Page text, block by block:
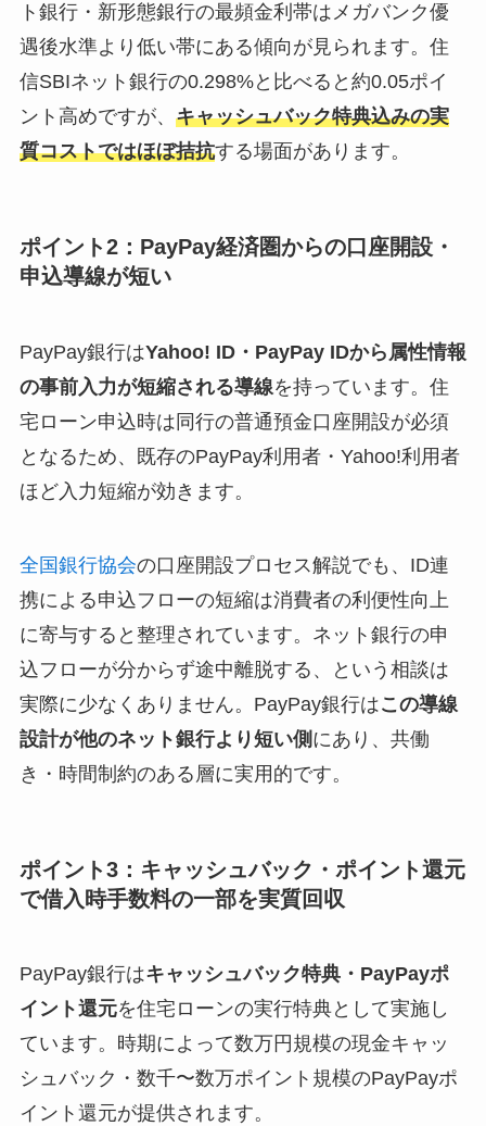
ト銀行・新形態銀行の最頻金利帯はメガバンク優
遇後水準より低い帯にある傾向が見られます。住
信SBIネット銀行の0.298%と比べると約0.05ポイ
ント高めですが、 キャッシュバック特典込みの実
質コストではほぼ拮抗する場面があります。
ポイント2：PayPay経済圏からの口座開設・
申込導線が短い
PayPay銀行はYahoo! ID・PayPay IDから属性情報
の事前入力が短縮される導線を持っています。住
宅ローン申込時は同行の普通預金口座開設が必須
となるため、既存のPayPay利用者・Yahoo!利用者
ほど入力短縮が効きます。
全国銀行協会の口座開設プロセス解説でも、ID連
携による申込フローの短縮は消費者の利便性向上
に寄与すると整理されています。ネット銀行の申
込フローが分からず途中離脱する、という相談は
実際に少なくありません。PayPay銀行はこの導線
設計が他のネット銀行より短い側 にあり、共働
き・時間制約のある層に実用的です。
ポイント3：キャッシュバック・ポイント還元
で借入時手数料の一部を実質回収
PayPay銀行はキャッシュバック特典・PayPayポ
イント還元を住宅ローンの実行特典として実施し
ています。時期によって数万円規模の現金キャッ
シュバック・数千〜数万ポイント規模のPayPayポ
イント還元が提供されます。